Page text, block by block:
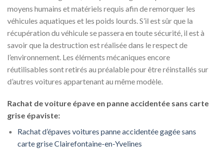
moyens humains et matériels requis afin de remorquer les
véhicules aquatiques et les poids lourds. S’il est sûr que la
récupération du véhicule se passera en toute sécurité, il est à
savoir que la destruction est réalisée dans le respect de
l’environnement. Les éléments mécaniques encore
réutilisables sont retirés au préalable pour être réinstallés sur
d’autres voitures appartenant au même modèle.
Rachat de voiture épave en panne accidentée sans carte
grise épaviste:
Rachat d’épaves voitures panne accidentée gagée sans
carte grise Clairefontaine-en-Yvelines